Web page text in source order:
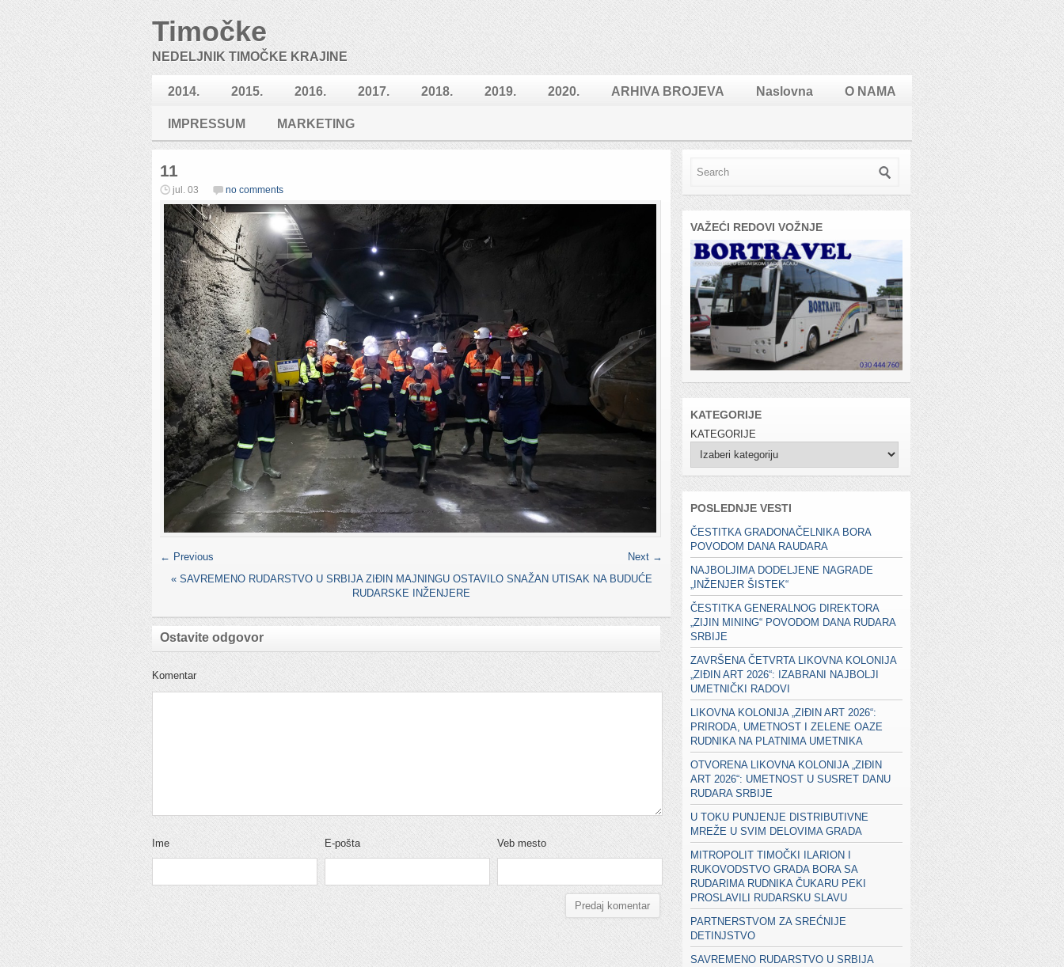
Timočke
NEDELJNIK TIMOČKE KRAJINE
2014. 2015. 2016. 2017. 2018. 2019. 2020. ARHIVA BROJEVA Naslovna O NAMA
IMPRESSUM MARKETING
11
jul. 03 no comments
← Previous
Next →
« SAVREMENO RUDARSTVO U SRBIJA ZIĐIN MAJNINGU OSTAVILO SNAŽAN UTISAK NA BUDUĆE
RUDARSKE INŽENJERE
Ostavite odgovor
Komentar
Ime E-pošta Veb mesto
VAŽEĆI REDOVI VOŽNJE
KATEGORIJE
KATEGORIJE
POSLEDNJE VESTI
ČESTITKA GRADONAČELNIKA BORA
POVODOM DANA RAUDARA
NAJBOLJIMA DODELJENE NAGRADE
„INŽENJER ŠISTEK“
ČESTITKA GENERALNOG DIREKTORA
„ZIJIN MINING“ POVODOM DANA RUDARA
SRBIJE
ZAVRŠENA ČETVRTA LIKOVNA KOLONIJA
„ZIĐIN ART 2026“: IZABRANI NAJBOLJI
UMETNIČKI RADOVI
LIKOVNA KOLONIJA „ZIĐIN ART 2026“:
PRIRODA, UMETNOST I ZELENE OAZE
RUDNIKA NA PLATNIMA UMETNIKA
OTVORENA LIKOVNA KOLONIJA „ZIĐIN
ART 2026“: UMETNOST U SUSRET DANU
RUDARA SRBIJE
U TOKU PUNJENJE DISTRIBUTIVNE
MREŽE U SVIM DELOVIMA GRADA
MITROPOLIT TIMOČKI ILARION I
RUKOVODSTVO GRADA BORA SA
RUDARIMA RUDNIKA ČUKARU PEKI
PROSLAVILI RUDARSKU SLAVU
PARTNERSTVOM ZA SREĆNIJE
DETINJSTVO
SAVREMENO RUDARSTVO U SRBIJA